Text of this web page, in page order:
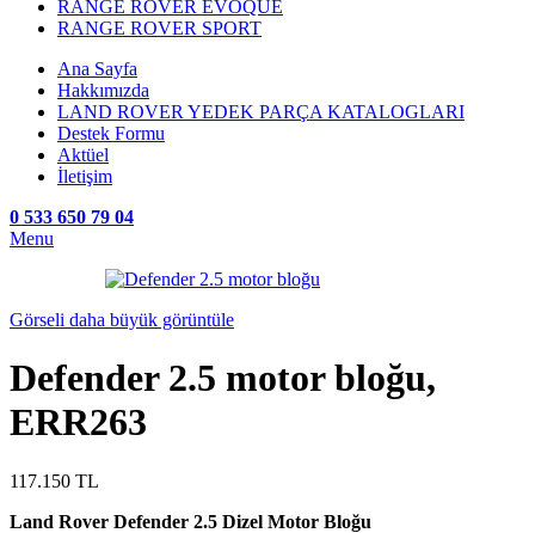
RANGE ROVER EVOQUE
RANGE ROVER SPORT
Ana Sayfa
Hakkımızda
LAND ROVER YEDEK PARÇA KATALOGLARI
Destek Formu
Aktüel
İletişim
0 533 650 79 04
Menu
Görseli daha büyük görüntüle
Defender 2.5 motor bloğu,
ERR263
117.150 TL
Land Rover Defender 2.5 Dizel Motor Bloğu